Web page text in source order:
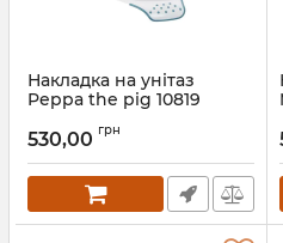
Накладка на унітаз
Peppa the pig 10819
530,00 грн